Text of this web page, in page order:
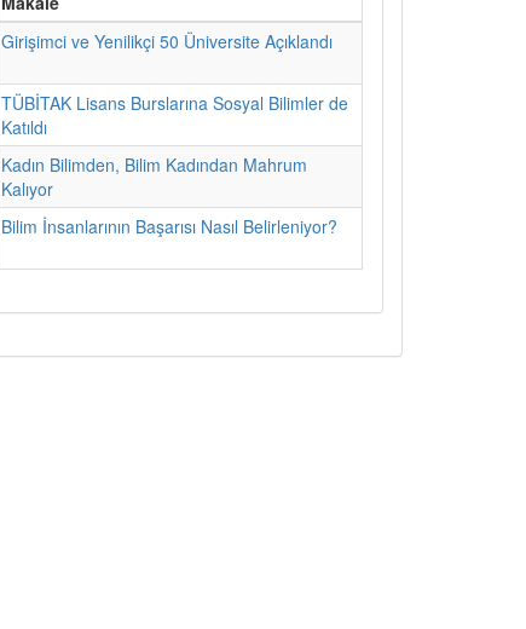
Girişimci ve Yenilikçi 50 Üniversite Açıklandı
TÜBİTAK Lisans Burslarına Sosyal Bilimler de
Katıldı
Kadın Bilimden, Bilim Kadından Mahrum
Kalıyor
Bilim İnsanlarının Başarısı Nasıl Belirleniyor?